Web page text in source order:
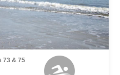
73 & 75